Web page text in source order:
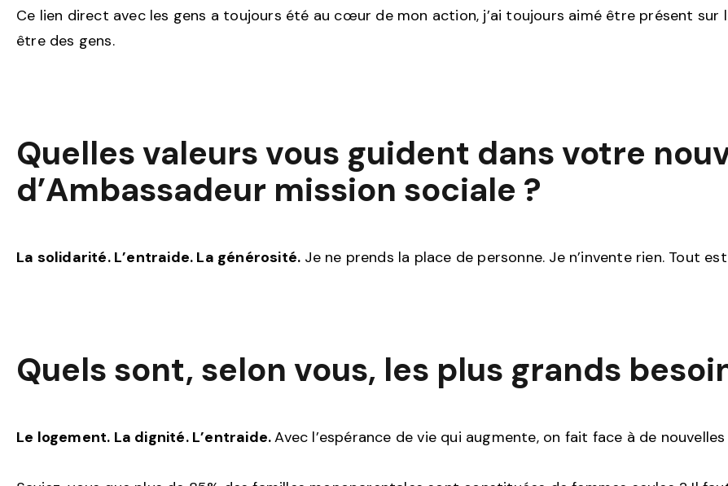
Ce lien direct avec les gens a toujours été au cœur de mon action, j’ai toujours aimé être présent sur
être des gens.
Quelles valeurs vous guident dans votre
d’Ambassadeur mission sociale ?
La solidarité. L’entraide. La générosité. Je ne prends la place de personne. Je n’invente rien. Tout
Quels sont, selon vous, les plus grands
Le logement. La dignité. L’entraide.Avec l’espérance de vie qui augmente, on fait face à de